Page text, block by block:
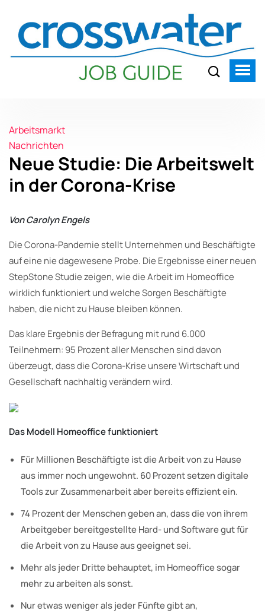
Arbeitsmarkt
Nachrichten
Neue Studie: Die Arbeitswelt
in der Corona-Krise
Von Carolyn Engels
Die Corona-Pandemie stellt Unternehmen und Beschäftigte
auf eine nie dagewesene Probe. Die Ergebnisse einer neuen
StepStone Studie zeigen, wie die Arbeit im Homeoffice
wirklich funktioniert und welche Sorgen Beschäftigte
haben, die nicht zu Hause bleiben können.
Das klare Ergebnis der Befragung mit rund 6.000
Teilnehmern: 95 Prozent aller Menschen sind davon
überzeugt, dass die Corona-Krise unsere Wirtschaft und
Gesellschaft nachhaltig verändern wird.
Das Modell Homeoffice funktioniert
Für Millionen Beschäftigte ist die Arbeit von zu Hause
aus immer noch ungewohnt. 60 Prozent setzen digitale
Tools zur Zusammenarbeit aber bereits effizient ein.
74 Prozent der Menschen geben an, dass die von ihrem
Arbeitgeber bereitgestellte Hard- und Software gut für
die Arbeit von zu Hause aus geeignet sei.
Mehr als jeder Dritte behauptet, im Homeoffice sogar
mehr zu arbeiten als sonst.
Nur etwas weniger als jeder Fünfte gibt an,